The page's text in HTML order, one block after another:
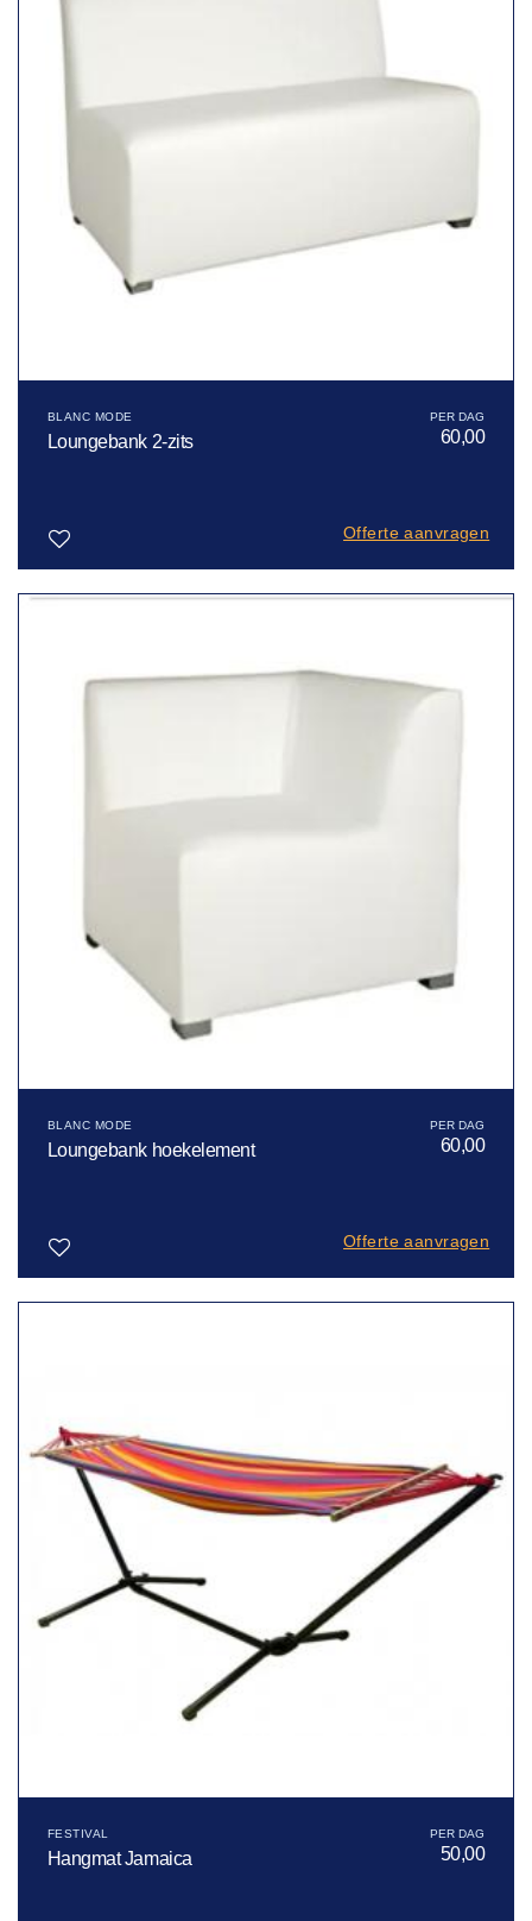
BLANC MODE
Loungebank 2-zits 60,00
Offerte aanvragen
BLANC MODE
Loungebank hoekelement 60,00
Offerte aanvragen
FESTIVAL
Hangmat Jamaica 50,00